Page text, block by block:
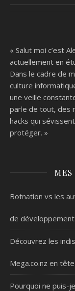
« Salut moi c’est
actuellement en
Dans le cadre de
culture
une veille
parle de tout, des
hacks qui
protéger. »
Botnation vs les
de
Découvrez les
Mega.co.nz en
Pourquoi ne puis-